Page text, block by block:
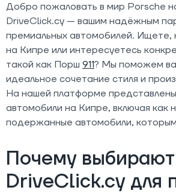
Добро пожаловать в мир Porsche
DriveClick.cy — вашим надёжным
премиальных автомобилей. Ищете,
на Кипре или интересуетесь
такой как Порш 911? Мы поможем
идеальное сочетание стиля и
На нашей платформе
автомобили на Кипре, включая как
подержанные автомобили,
Почему выбирают
DriveClick.cy для